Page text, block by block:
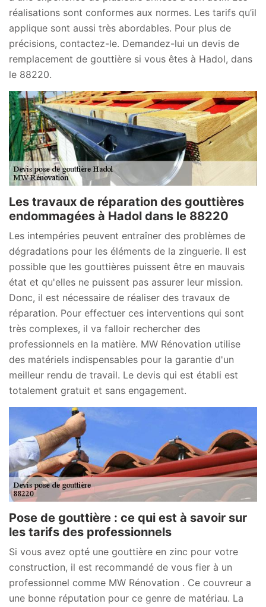
réalisations sont conformes aux normes. Les tarifs qu’il
applique sont aussi très abordables. Pour plus de
précisions, contactez-le. Demandez-lui un devis de
remplacement de gouttière si vous êtes à Hadol, dans
le 88220.
Les travaux de réparation des gouttières
endommagées à Hadol dans le 88220
Les intempéries peuvent entraîner des problèmes de
dégradations pour les éléments de la zinguerie. Il est
possible que les gouttières puissent être en mauvais
état et qu'elles ne puissent pas assurer leur mission.
Donc, il est nécessaire de réaliser des travaux de
réparation. Pour effectuer ces interventions qui sont
très complexes, il va falloir rechercher des
professionnels en la matière. MW Rénovation utilise
des matériels indispensables pour la garantie d'un
meilleur rendu de travail. Le devis qui est établi est
totalement gratuit et sans engagement.
Pose de gouttière : ce qui est à savoir sur
les tarifs des professionnels
Si vous avez opté une gouttière en zinc pour votre
construction, il est recommandé de vous fier à un
professionnel comme MW Rénovation . Ce couvreur a
une bonne réputation pour ce genre de matériau. La